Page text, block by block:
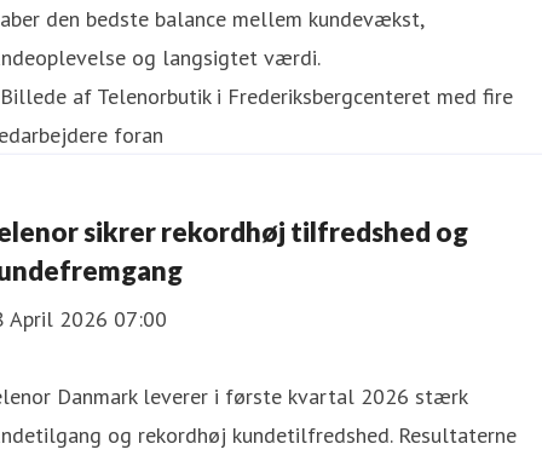
den bedste balance mellem kundevækst,
og langsigtet værdi.
sikrer rekordhøj tilfredshed og
April 2026 07:00
Danmark leverer i første kvartal 2026 stærk
og rekordhøj kundetilfredshed. Resultaterne